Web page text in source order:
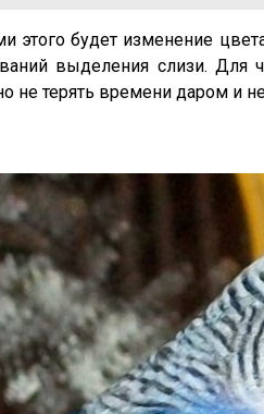
этого будет изменение
выделения слизи. Для
терять времени даром и